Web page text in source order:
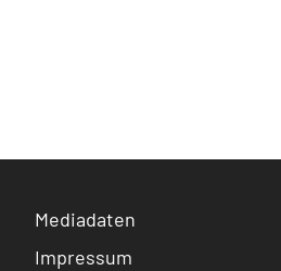
Mediadaten
Impressum